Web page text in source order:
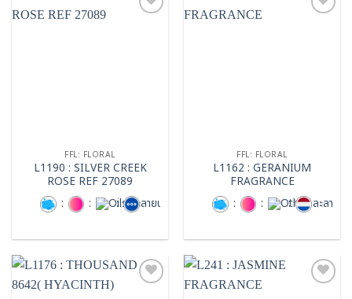
FFL: FLORAL
L1190 : SILVER CREEK
ROSE REF 27089
:
: :
FFL: FLORAL
L1162 : GERANIUM
FRAGRANCE
:
: :